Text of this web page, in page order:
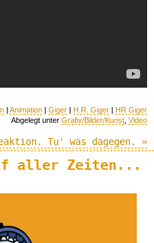
| Animation | Giger | H.R. Giger | HR Giger
Abgelegt unter Grafix/Bilder/Kunst Video
Tu' was dagegen. »
aller Zeiten...